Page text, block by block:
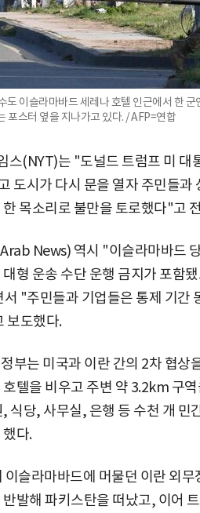
도 이슬라마바드 세레나 호텔 인근에서 한
포스터 옆을 지나가고 있다. / AFP=연합
스(NYT)는 "도널드 트럼프 미 대
도시가 다시 문을 열자 주민들과
목소리로 불만을 토로했다"고
News) 역시 "이슬라마바드
형 운송 수단 운행 금지가 포함
"주민들과 기업들은 통제 기간
보도했다.
부는 미국과 이란 간의 2차 협상
텔을 비우고 주변 약 3.2km 구
식당, 사무실, 은행 등 수천 개 민
다.
슬라마바드에 머물던 이란 외무
발해 파키스탄을 떠났고, 이어